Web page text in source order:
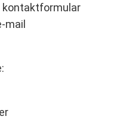
kontaktformular
mail